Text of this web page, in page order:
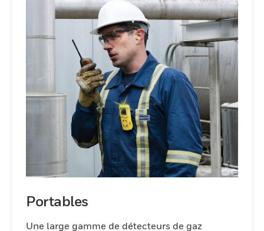
Portables
Une large gamme de détecteurs de gaz